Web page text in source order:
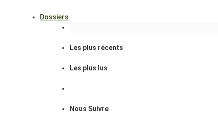
Dossiers
Les plus récents
Les plus lus
Nous Suivre